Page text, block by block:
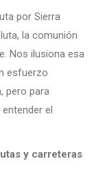
por Sierra
la comunión
Nos ilusiona esa
esfuerzo
pero para
el
y carreteras